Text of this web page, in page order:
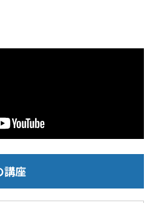
講座